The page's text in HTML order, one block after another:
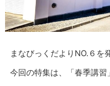
まなびっくだよりNO.６を
今回の特集は、「春季講習